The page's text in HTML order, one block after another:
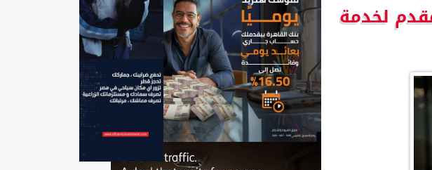
لخدمة